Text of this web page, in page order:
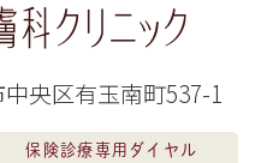
央区有玉南町537-1
保険診療専用ダイヤル